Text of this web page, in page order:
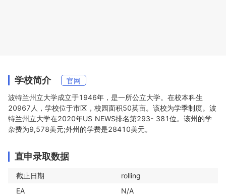
学校简介
官网
波特兰州立大学成立于1946年，是一所公立大学。在校本科生
20967人，学校位于市区，校园面积50英亩。该校为学季制度。波
特兰州立大学在2020年US NEWS排名第293- 381位。该州的学
杂费为9,578美元;外州的学费是28410美元。
直申录取数据
截止日期
rolling
EA
N/A